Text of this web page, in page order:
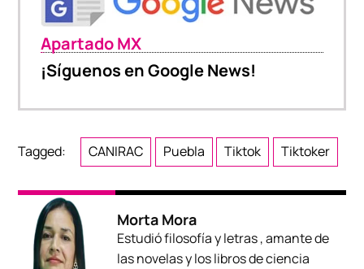
Apartado MX
¡Síguenos en Google News!
Tagged: CANIRAC Puebla Tiktok Tiktoker
Morta Mora
Estudió filosofía y letras , amante de
las novelas y los libros de ciencia